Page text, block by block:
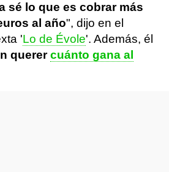
sé lo que es cobrar más
al año", dijo en el
'Lo de Évole'. Además, él
querercuánto gana al